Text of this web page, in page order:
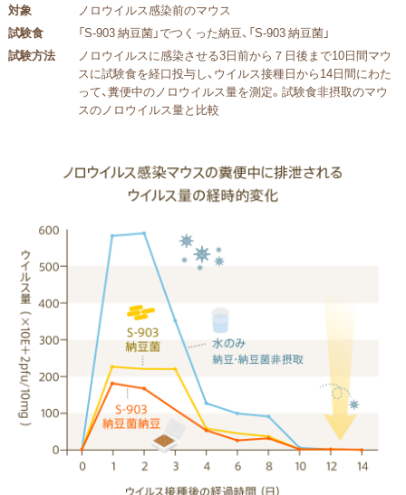
対象
ノロウイルス感染前のマウス
試験食
「S-903 納豆菌」でつくった納豆、「S-903 納豆菌」
試験方法
ノロウイルスに感染させる3日前から７日後まで10日間マウ
スに試験食を経口投与し、ウイルス接種日から14日間にわた
って、糞便中のノロウイルス量を測定。試験食非摂取のマウ
スのノロウイルス量と比較